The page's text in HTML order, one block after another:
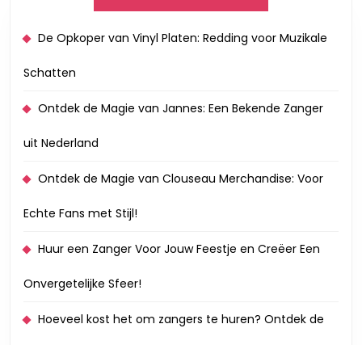
De Opkoper van Vinyl Platen: Redding voor Muzikale
Schatten
Ontdek de Magie van Jannes: Een Bekende Zanger
uit Nederland
Ontdek de Magie van Clouseau Merchandise: Voor
Echte Fans met Stijl!
Huur een Zanger Voor Jouw Feestje en Creëer Een
Onvergetelijke Sfeer!
Hoeveel kost het om zangers te huren? Ontdek de